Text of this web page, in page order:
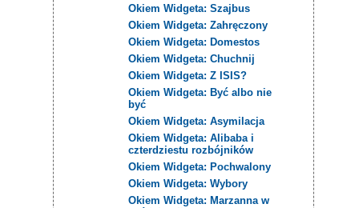
Okiem Widgeta: Szajbus
Okiem Widgeta: Zahręczony
Okiem Widgeta: Domestos
Okiem Widgeta: Chuchnij
Okiem Widgeta: Z ISIS?
Okiem Widgeta: Być albo nie
być
Okiem Widgeta: Asymilacja
Okiem Widgeta: Alibaba i
czterdziestu rozbójników
Okiem Widgeta: Pochwalony
Okiem Widgeta: Wybory
Okiem Widgeta: Marzanna w